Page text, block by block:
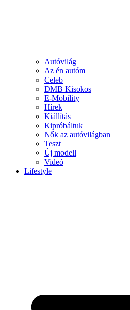
Autóvilág
Az én autóm
Celeb
DMB Kisokos
E-Mobility
Hírek
Kiállítás
Kipróbáltuk
Nők az autóvilágban
Teszt
Új modell
Videó
Lifestyle